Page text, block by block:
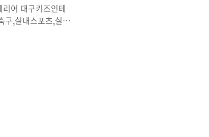
어 대구키즈인테
구,실내스포츠,실내
포츠,대구키즈인